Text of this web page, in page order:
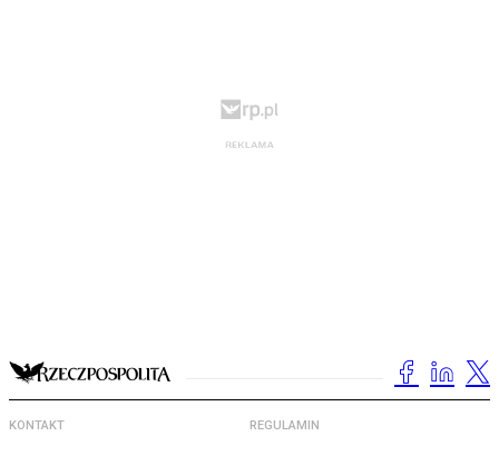
KONTAKT REGULAMIN